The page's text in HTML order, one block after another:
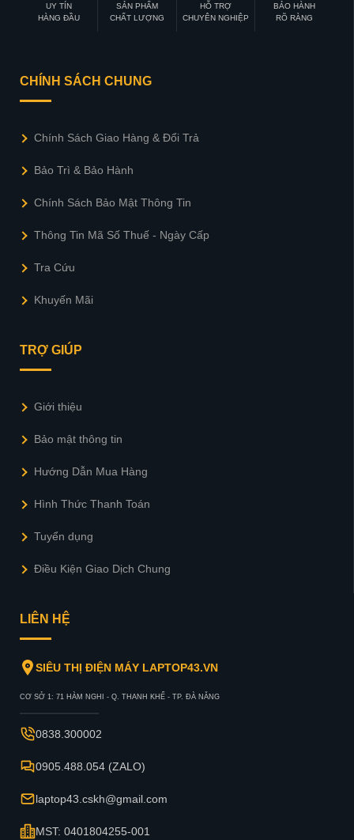
UY TÍN
HÀNG ĐẦU
SẢN PHẨM
CHẤT LƯỢNG
HỖ TRỢ
CHUYÊN NGHIỆP
BẢO HÀNH
RÕ RÀNG
CHÍNH SÁCH CHUNG
Chính Sách Giao Hàng & Đổi Trả
Bảo Trì & Bảo Hành
Chính Sách Bảo Mật Thông Tin
Thông Tin Mã Số Thuế - Ngày Cấp
Tra Cứu
Khuyến Mãi
TRỢ GIÚP
Giới thiệu
Bảo mật thông tin
Hướng Dẫn Mua Hàng
Hình Thức Thanh Toán
Tuyển dụng
Điều Kiện Giao Dịch Chung
LIÊN HỆ
SIÊU THỊ ĐIỆN MÁY LAPTOP43.VN
CƠ SỞ 1: 71 HÀM NGHI - Q. THANH KHẾ - TP. ĐÀ NẴNG
0838.300002
0905.488.054 (ZALO)
laptop43.cskh@gmail.com
MST: 0401804255-001